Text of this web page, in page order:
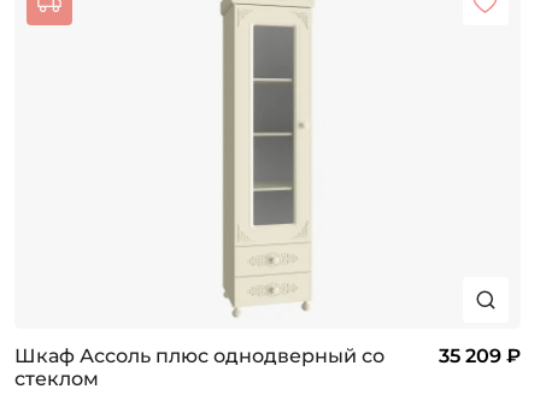
Шкаф Ассоль плюс однодверный со
стеклом
35 209 ₽